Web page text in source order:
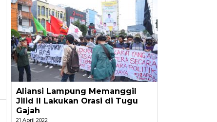
Aliansi Lampung Memanggil
Jilid II Lakukan Orasi di Tugu
Gajah
21 April 2022